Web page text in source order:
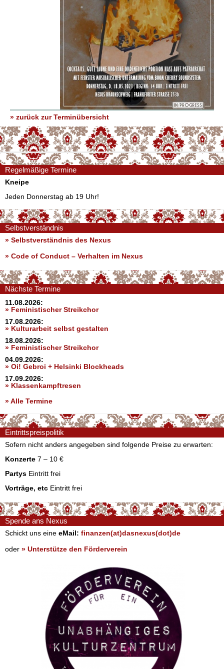
» zurück zur Terminübersicht
Regelmäßige Termine
Kneipe
Jeden Donnerstag ab 19 Uhr!
Selbstverständnis
» Selbstverständnis des Nexus
» Code of Conduct – Verhalten im Nexus
Nächste Termine
11.08.2026:
» Feministischer Streikchor
17.08.2026:
» Kulturarbeit selbst gestalten
18.08.2026:
» Feministischer Streikchor
04.09.2026:
» Oi! Gebroi + Helsinki Blockheads
17.09.2026:
» Klassenkampftresen
» Alle Termine
Eintrittspreispolitik
Sofern nicht anders angegeben sind folgende Preise zu erwarten:
Konzerte 7 – 10 €
Partys Eintritt frei
Vorträge, etc Eintritt frei
Spende ans Nexus
Schickt uns eine eMail: finanzen(at)dasnexus(dot)de
oder » Unterstütze den Förderverein